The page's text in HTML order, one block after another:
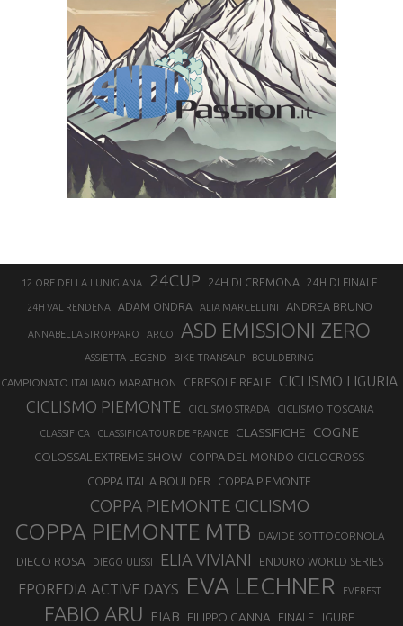
12 ORE DELLA LUNIGIANA 24CUP 24H DI CREMONA 24H DI FINALE
24H VAL RENDENA ADAM ONDRA ALIA MARCELLINI ANDREA BRUNO
ANNABELLA STROPPARO ARCO ASD EMISSIONI ZERO
ASSIETTA LEGEND BIKE TRANSALP BOULDERING
CAMPIONATO ITALIANO MARATHON CERESOLE REALE CICLISMO LIGURIA
CICLISMO PIEMONTE CICLISMO STRADA CICLISMO TOSCANA
CLASSIFICA CLASSIFICA TOUR DE FRANCE CLASSIFICHE COGNE
COLOSSAL EXTREME SHOW
COPPA DEL MONDO CICLOCROSS
COPPA ITALIA BOULDER
COPPA PIEMONTE
COPPA PIEMONTE CICLISMO
COPPA PIEMONTE MTB DAVIDE SOTTOCORNOLA
DIEGO ROSA DIEGO ULISSI ELIA VIVIANI ENDURO WORLD SERIES
EPOREDIA ACTIVE DAYS EVA LECHNER EVEREST
FABIO ARU FIAB FILIPPO GANNA FINALE LIGURE